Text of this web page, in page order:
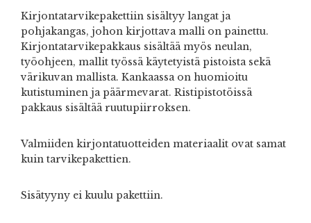
Kirjontatarvikepakettiin sisältyy langat ja
pohjakangas, johon kirjottava malli on painettu.
Kirjontatarvikepakkaus sisältää myös neulan,
työohjeen, mallit työssä käytetyistä pistoista sekä
värikuvan mallista. Kankaassa on huomioitu
kutistuminen ja päärmevarat. Ristipistotöissä
pakkaus sisältää ruutupiirroksen.
Valmiiden kirjontatuotteiden materiaalit ovat samat
kuin tarvikepakettien.
Sisätyyny ei kuulu pakettiin.